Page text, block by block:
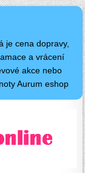
je cena dopravy,
a vrácení
akce nebo
Aurum eshop